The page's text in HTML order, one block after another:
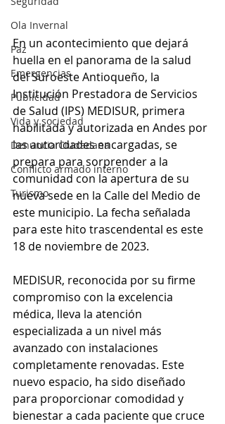
Ola Invernal
Paz
Emergencias
Publicidad
Vida y sociedad
Denuncia Ciudadana
Conflicto armado interno
Turismo
En un acontecimiento que dejará
huella en el panorama de la salud
del Suroeste Antioqueño, la
Institución Prestadora de Servicios
de Salud (IPS) MEDISUR, primera
habilitada y autorizada en Andes por
las autoridades encargadas, se
prepara para sorprender a la
comunidad con la apertura de su
nueva sede en la Calle del Medio de
este municipio. La fecha señalada
para este hito trascendental es este
18 de noviembre de 2023.
MEDISUR, reconocida por su firme
compromiso con la excelencia
médica, lleva la atención
especializada a un nivel más
avanzado con instalaciones
completamente renovadas. Este
nuevo espacio, ha sido diseñado
para proporcionar comodidad y
bienestar a cada paciente que cruce